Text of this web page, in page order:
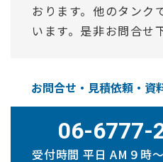
おります。他のタンク
います。是非お問合せ
お問合せ・見積依頼・資
06-6777-
受付時間 平日 AM９時